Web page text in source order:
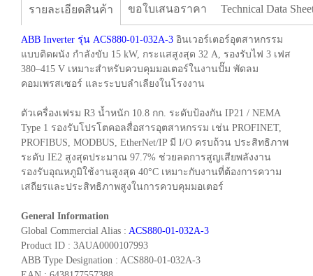
รายละเอียดสินค้า ขอใบเสนอราคา Technical Data
ABB Inverter รุ่น ACS880-01-032A-3 อินเวอร์เตอร์อุตสาหกรรม
แบบติดผนัง กำลังขับ 15 kW, กระแสสูงสุด 32 A, รองรับไฟ 3 เฟส
380–415 V เหมาะสำหรับควบคุมมอเตอร์ในงานปั๊ม พัดลม
คอมเพรสเซอร์ และระบบลำเลียงในโรงงาน
ตัวเครื่องเฟรม R3 น้ำหนัก 10.8 กก. ระดับป้องกัน IP21 / NEMA
Type 1 รองรับโปรโตคอลสื่อสารอุตสาหกรรม เช่น PROFINET,
PROFIBUS, MODBUS, EtherNet/IP มี I/O ครบถ้วน ประสิทธิภาพ
ระดับ IE2 สูงสุดประมาณ 97.7% ช่วยลดการสูญเสียพลังงาน
รองรับอุณหภูมิใช้งานสูงสุด 40°C เหมาะกับงานที่ต้องการความ
เสถียรและประสิทธิภาพสูงในการควบคุมมอเตอร์
General Information
Global Commercial Alias : ACS880-01-032A-3
Product ID : 3AUA0000107993
ABB Type Designation : ACS880-01-032A-3